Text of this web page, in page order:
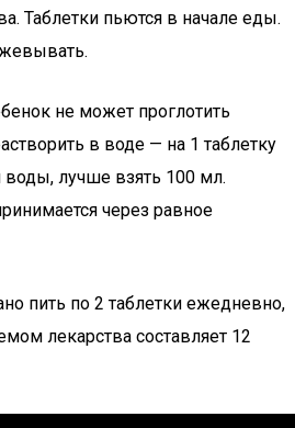
Таблетки пьются в начале еды.
не может проглотить
в воде — на 1 таблетку
лучше взять 100 мл.
через равное
пить по 2 таблетки ежедневно,
лекарства составляет 12